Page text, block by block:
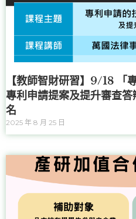
【教師智財研習】9/18 「
專利申請提案及提升審查
名
2025 年 8 月 25 日